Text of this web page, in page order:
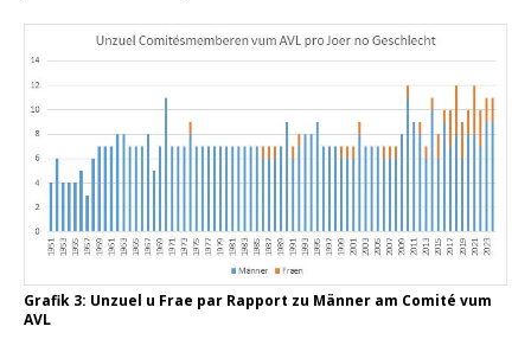
Grafik 3: Unzuel u Frae par Rapport zu Männer am Comité vum
AVL